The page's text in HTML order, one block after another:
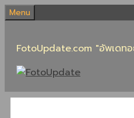
Skip
Menu
FotoUpdate.com "อัพเดท